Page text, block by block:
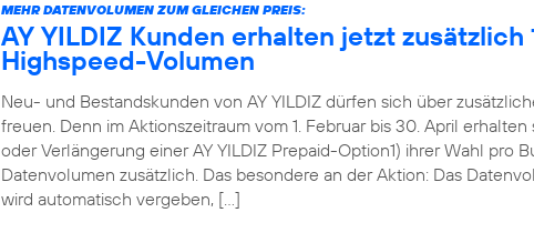
MEHR DATENVOLUMEN ZUM GLEICHEN PREIS:
AY YILDIZ Kunden erhalten jetzt zusätzlich
Highspeed-Volumen
Neu- und Bestandskunden von AY YILDIZ dürfen sich über
freuen. Denn im Aktionszeitraum vom 1. Februar bis 30. April
oder Verlängerung einer AY YILDIZ Prepaid-Option1) ihrer Wahl pro
Datenvolumen zusätzlich. Das besondere an der Aktion: Das
wird automatisch vergeben, […]